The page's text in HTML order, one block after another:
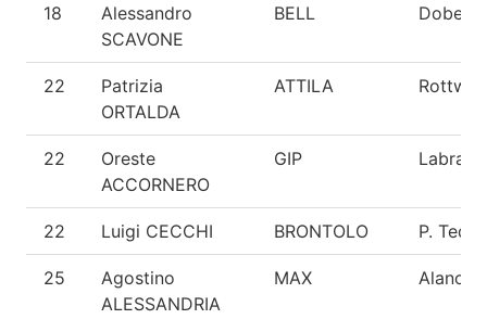
18
Alessandro
SCAVONE
BELL
22
Patrizia
ORTALDA
ATTILA
22
Oreste
ACCORNERO
GIP
22 Luigi CECCHI BRONTOLO P.
25
Agostino
ALESSANDRIA
MAX Alano